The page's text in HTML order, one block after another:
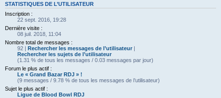
STATISTIQUES DE L’UTILISATEUR
Inscription :
22 sept. 2016, 19:28
Dernière visite :
08 juil. 2018, 11:04
Nombre total de messages :
92 | Rechercher les messages de l’utilisateur |
Rechercher les sujets de l’utilisateur
(1.31 % de tous les messages / 0.03 messages par jour)
Forum le plus actif :
Le « Grand Bazar RDJ » !
(9 messages / 9.78 % de tous les messages de l’utilisateur)
Sujet le plus actif :
Ligue de Blood Bowl RDJ